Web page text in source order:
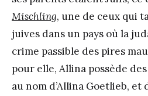
Mischling, une de ceux qui
juives dans un pays où la
crime passible des pires
pour elle, Allina possède
au nom d’Allina Goetlieb,